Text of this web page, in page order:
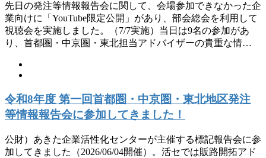
先日の発注等情報報告会に関して、会場参加できなかった企
業向けに「YouTube限定公開」があり、部会総会を利用して
視聴会を実施しました。（7/7実施）当日は9名の参加があ
り、首都圏・中京圏・東北担当アドバイザーの貴重な情…
令和8年度 第一回首都圏・中京圏・東北地区発注
等情報報告会に参加してきました！
公財）あきた企業活性化センターが主催する標記報告会に参
加してきました（2026/06/04開催）。活セでは販路開拓アド